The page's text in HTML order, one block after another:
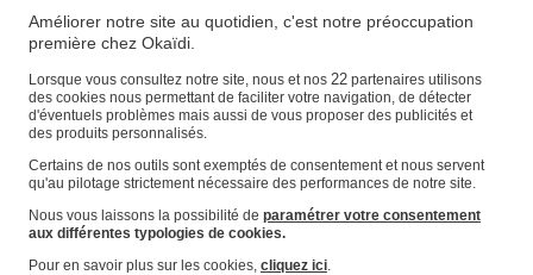
Magasin
Vos informations personnelles
Suivre une commande
Panier
Favoris
Améliorer notre site au quotidien, c'est notre préoccupation
première chez Okaïdi.
Lorsque vous consultez notre site, nous et nos 22partenaires utilisons
des cookies nous permettant de faciliter votre navigation, de détecter
d'éventuels problèmes mais aussi de vous proposer des publicités et
des produits personnalisés.
Certains de nos outils sont exemptés de consentement et nous servent
qu'au pilotage strictement nécessaire des performances de notre site.
Nous vous laissons la possibilité de paramétrer votre consentement
aux différentes typologies de cookies.
Pour en savoir plus sur les cookies, cliquez ici.